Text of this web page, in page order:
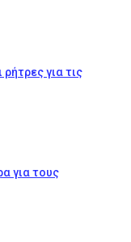
για τις
για τους